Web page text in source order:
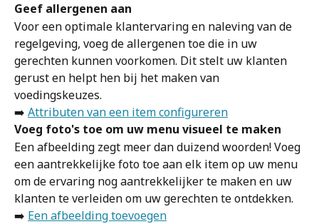
Geef allergenen aan
Voor een optimale klantervaring en naleving van de
regelgeving, voeg de allergenen toe die in uw
gerechten kunnen voorkomen. Dit stelt uw klanten
gerust en helpt hen bij het maken van
voedingskeuzes.
➡️ Attributen van een item configureren
Voeg foto's toe om uw menu visueel te maken
Een afbeelding zegt meer dan duizend woorden! Voeg
een aantrekkelijke foto toe aan elk item op uw menu
om de ervaring nog aantrekkelijker te maken en uw
klanten te verleiden om uw gerechten te ontdekken.
➡️ Een afbeelding toevoegen